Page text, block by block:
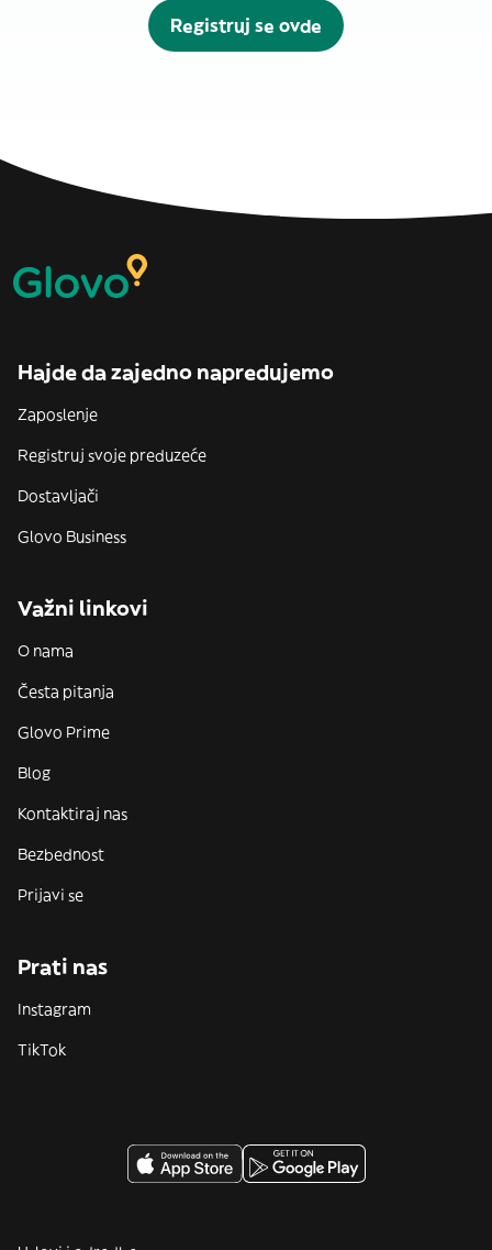
Registruj se ovde
Hajde da zajedno napredujemo
Zaposlenje
Registruj svoje preduzeće
Dostavljači
Glovo Business
Važni linkovi
O nama
Česta pitanja
Glovo Prime
Blog
Kontaktiraj nas
Bezbednost
Prijavi se
Prati nas
Instagram
TikTok